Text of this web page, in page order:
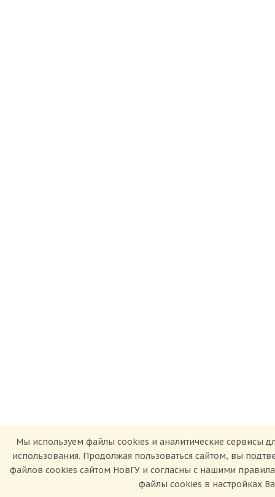
Мы используем файлы cookies и аналитические сервисы
использования. Продолжая пользоваться сайтом, вы
файлов cookies сайтом НовГУ и согласны с нашими
файлы cookies в настройках